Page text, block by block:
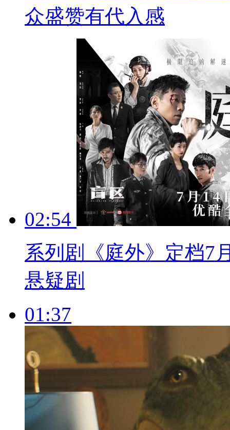
众盛赞有代入感
02:54
系列剧《庭外》定档7
悬疑剧
01:37